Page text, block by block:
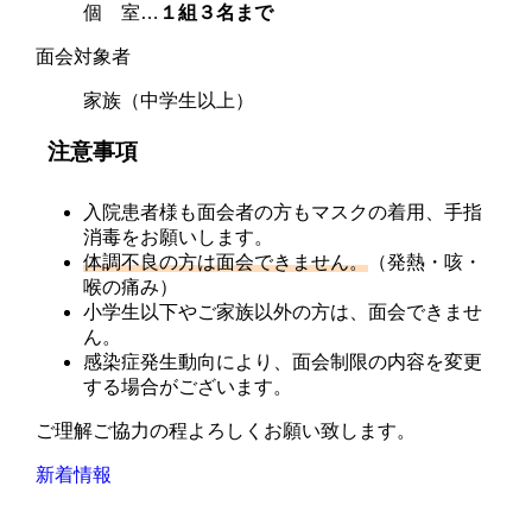
個 室… １組３名まで
面会対象者
家族（中学生以上）
注意事項
入院患者様も面会者の方もマスクの着用、手指
消毒をお願いします。
体調不良の方は面会できません。 （発熱・咳・
喉の痛み）
小学生以下やご家族以外の方は、面会できませ
ん。
感染症発生動向により、面会制限の内容を変更
する場合がございます。
ご理解ご協力の程よろしくお願い致します。
新着情報